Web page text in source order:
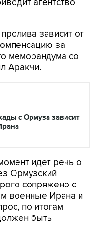
зависит от
меморандума со
Аракчи.
с Ормуза зависит
идет речь о
сопряжено с
военные Ирана и
по итогам
быть
ссылкой на